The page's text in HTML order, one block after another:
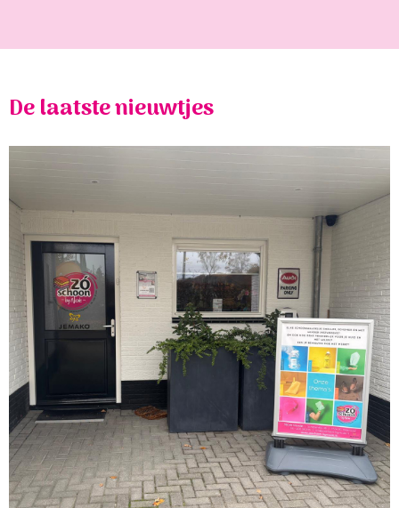
De laatste nieuwtjes